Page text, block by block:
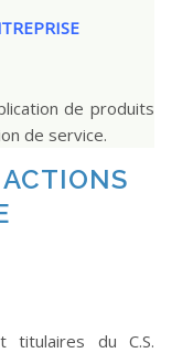
de produits
de service.
ACTIONS
titulaires du C.S.